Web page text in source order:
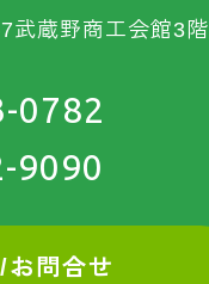
武蔵野商工会館3階
0782
9090
お問合せ